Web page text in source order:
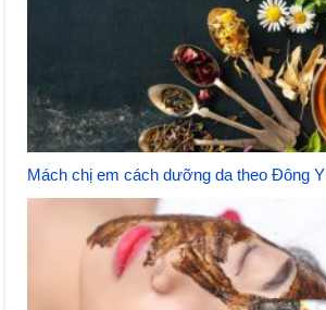
Mách chị em cách dưỡng da theo Đông Y